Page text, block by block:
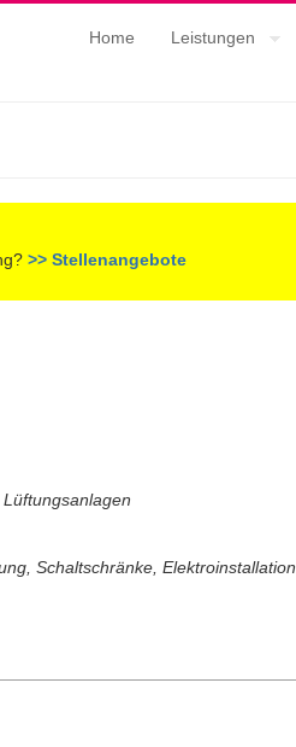
Home Leistungen
>> Stellenangebote
Schaltschränke, Elektroinstallation